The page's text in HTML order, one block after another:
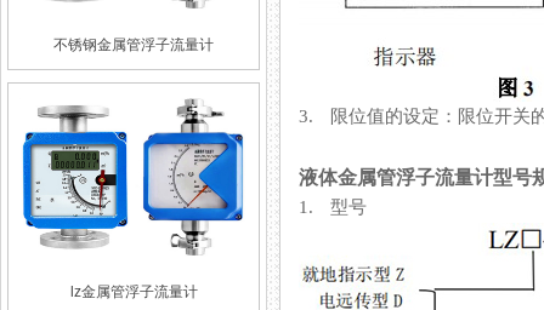
不锈钢金属管浮子流量计
lz金属管浮子流量计
3. 限位值的设定：限位开关
液体金属管浮子流量计型号
1. 型号